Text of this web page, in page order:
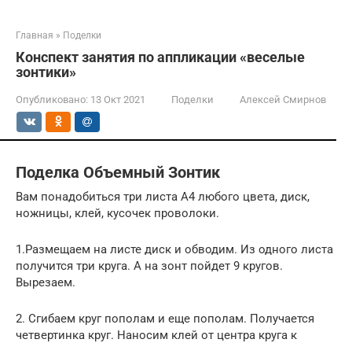
Главная » Поделки
Конспект занятия по аппликации «веселые
зонтики»
Опубликовано: 13 Окт 2021 Поделки Алексей Смирнов
Поделка Объемный Зонтик
Вам понадобиться три листа А4 любого цвета, диск,
ножницы, клей, кусочек проволоки.
1.Размещаем на листе диск и обводим. Из одного листа
получится три круга. А на зонт пойдет 9 кругов.
Вырезаем.
2. Сгибаем круг пополам и еще пополам. Получается
четвертинка круг. Наносим клей от центра круга к